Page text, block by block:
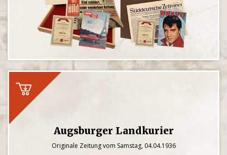
Augsburger Landkurier
Originale Zeitung vom Samstag, 04.04.1936